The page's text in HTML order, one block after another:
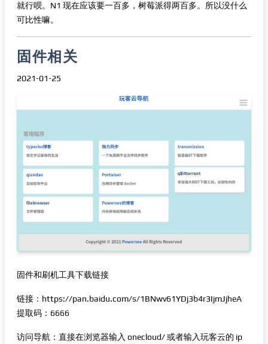
就行呗。N1 现在应该要一百多，树莓派得两百多。所以没什么
可比性嘛。
固件相关
2021-01-25
固件和刷机工具下载链接
链接：https://pan.baidu.com/s/1BNwv61YDj3b4r3IjmJjheA
提取码：6666
访问导航：直接在浏览器输入 onecloud/ 或者输入玩客云的 ip